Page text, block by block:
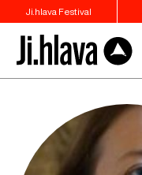
Ji.hlava Festival